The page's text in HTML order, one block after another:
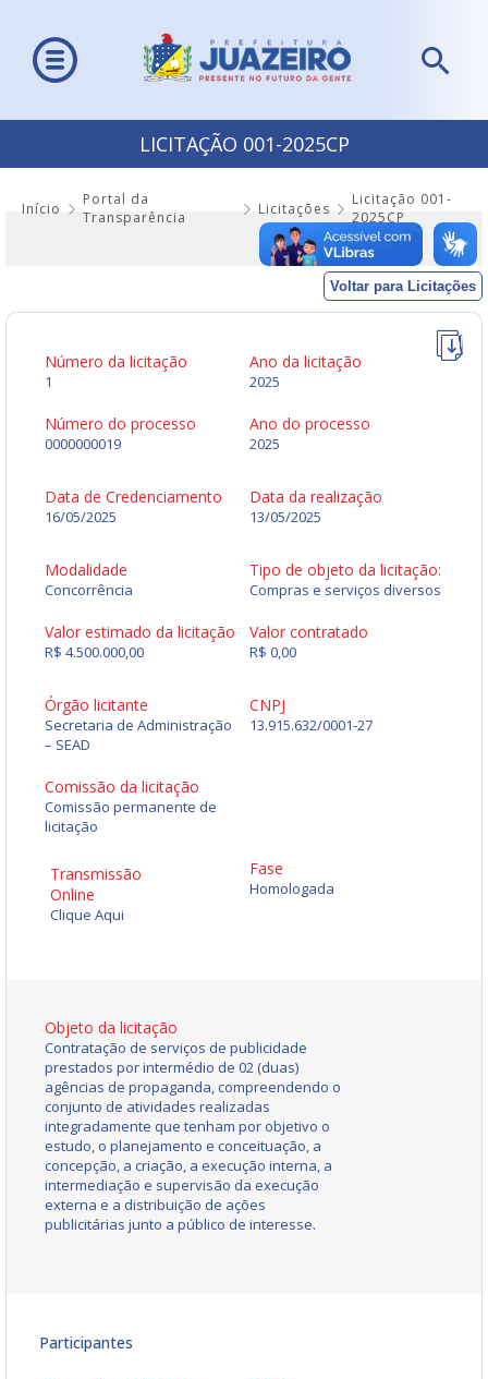
LICITAÇÃO 001-2025CP
Início
Portal da
Transparência
Licitações
Licitação 001-
2025CP
Voltar para Licitações
Número da licitação
1
Ano da licitação
2025
Número do processo
0000000019
Ano do processo
2025
Data de Credenciamento
16/05/2025
Data da realização
13/05/2025
Modalidade
Concorrência
Tipo de objeto da licitação:
Compras e serviços diversos
Valor estimado da licitação
R$ 4.500.000,00
Valor contratado
R$ 0,00
Órgão licitante
Secretaria de Administração
– SEAD
CNPJ
13.915.632/0001-27
Comissão da licitação
Comissão permanente de
licitação
Transmissão
Online
Clique Aqui
Fase
Homologada
Objeto da licitação
Contratação de serviços de publicidade
prestados por intermédio de 02 (duas)
agências de propaganda, compreendendo o
conjunto de atividades realizadas
integradamente que tenham por objetivo o
estudo, o planejamento e conceituação, a
concepção, a criação, a execução interna, a
intermediação e supervisão da execução
externa e a distribuição de ações
publicitárias junto a público de interesse.
Participantes